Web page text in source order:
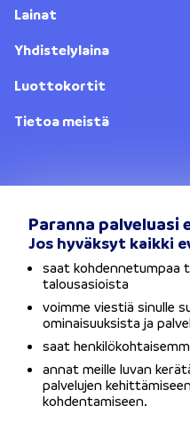
Paranna palveluasi
Jos hyväksyt kaikki
saat kohdennetumpaa
talousasioista
voimme viestiä sinulle
ominaisuuksista ja
saat
annat meille luvan
palvelujen
kohdentamiseen.
Lainat
Yhdistelylaina
Luottokortit
Tietoa meistä
Vaihda sijaintia
Käyttöehdot
Evästeet